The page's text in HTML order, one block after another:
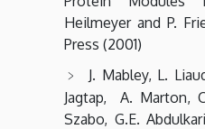
Heilmeyer and P.
Press (2001)
J. Mabley, L.
Jagtap, A. Marton,
Szabo, G.E.